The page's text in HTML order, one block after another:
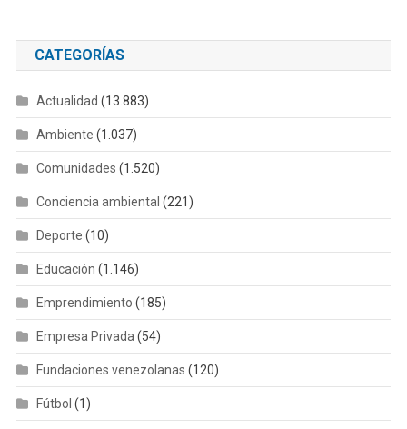
CATEGORÍAS
Actualidad (13.883)
Ambiente (1.037)
Comunidades (1.520)
Conciencia ambiental (221)
Deporte (10)
Educación (1.146)
Emprendimiento (185)
Empresa Privada (54)
Fundaciones venezolanas (120)
Fútbol (1)